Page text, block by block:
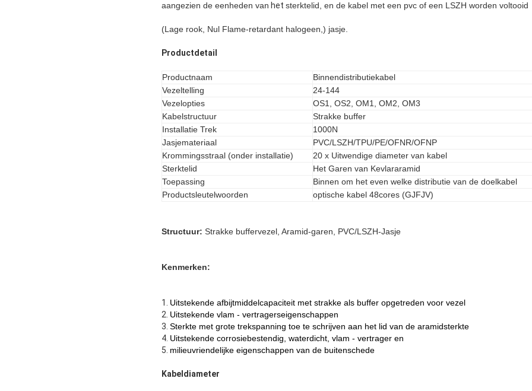
aangezien de eenheden van het sterktelid, en de kabel met een pvc of een LSZH worden voltooid
(Lage rook, Nul Flame-retardant halogeen,) jasje.
Productdetail
Productnaam
Binnendistributiekabel
Vezeltelling
24-144
Vezelopties
OS1, OS2, OM1, OM2, OM3
Kabelstructuur
Strakke buffer
Installatie Trek
1000N
Jasjemateriaal
PVC/LSZH/TPU/PE/OFNR/OFNP
Krommingsstraal (onder installatie)
20 x Uitwendige diameter van kabel
Sterktelid
Het Garen van Kevlararamid
Toepassing
Binnen om het even welke distributie van de doelkabel
Productsleutelwoorden
optische kabel 48cores (GJFJV)
Structuur: Strakke buffervezel, Aramid-garen, PVC/LSZH-Jasje
Kenmerken:
1. Uitstekende afbijtmiddelcapaciteit met strakke als buffer opgetreden voor vezel
2. Uitstekende vlam - vertragerseigenschappen
3. Sterkte met grote trekspanning toe te schrijven aan het lid van de aramidsterkte
4. Uitstekende corrosiebestendig, waterdicht, vlam - vertrager en
5. milieuvriendelijke eigenschappen van de buitenschede
Kabeldiameter